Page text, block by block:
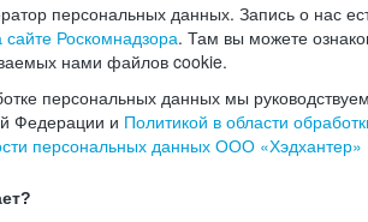
персональных данных. Запись о нас
Роскомнадзора. Там вы можете
нами файлов cookie.
персональных данных мы
Федерации и Политикой в области
персональных данных ООО «Хэдхантер»